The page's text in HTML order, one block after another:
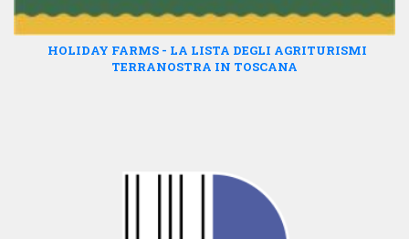
HOLIDAY FARMS - LA LISTA DEGLI AGRITURISMI
TERRANOSTRA IN TOSCANA